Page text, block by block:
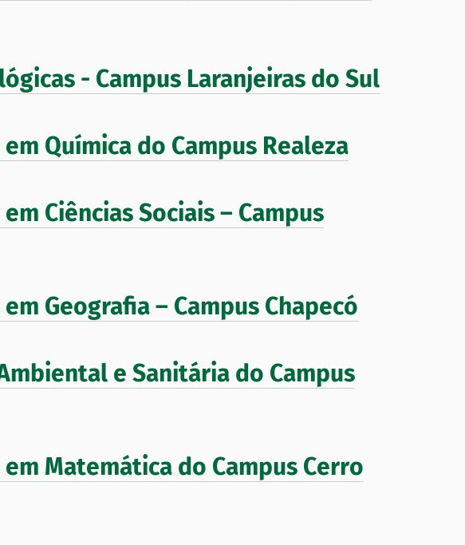
- Campus Laranjeiras do Sul
Química do Campus Realeza
Ciências Sociais – Campus
Geografia – Campus Chapecó
e Sanitária do Campus
Matemática do Campus Cerro